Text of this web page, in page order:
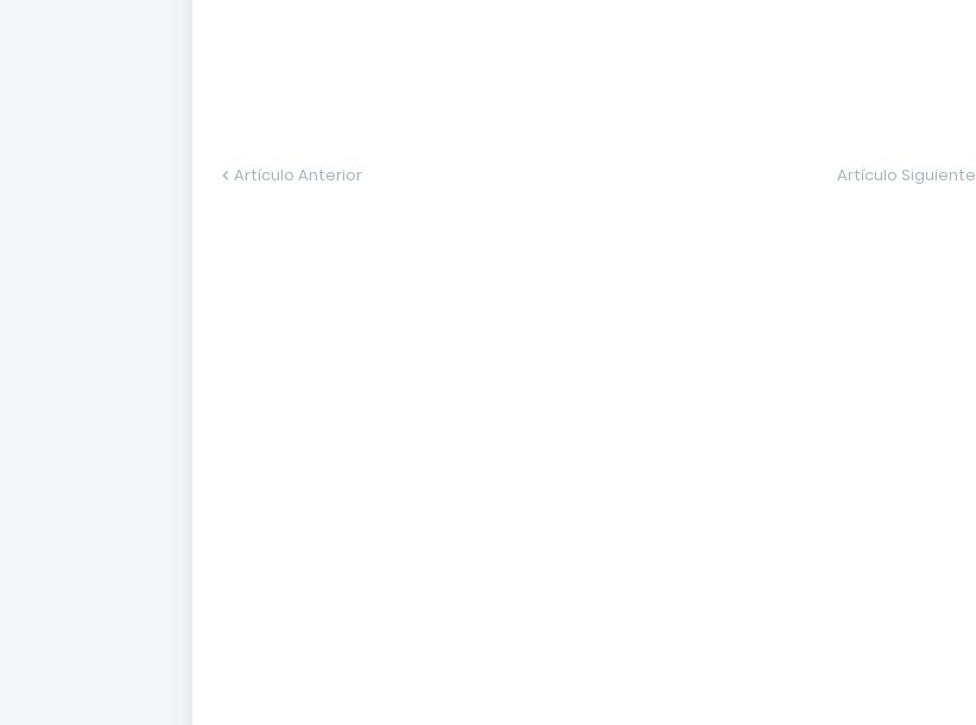
Artículo Anterior Artículo Siguiente